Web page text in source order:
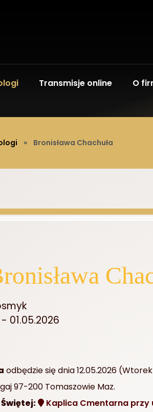
Transmisje online O
» Bronisława Chachuła
01.05.2026
odbędzie się dnia 12.05.2026
97-200 Tomaszowie Maz.
Kaplica Cmentarna przy